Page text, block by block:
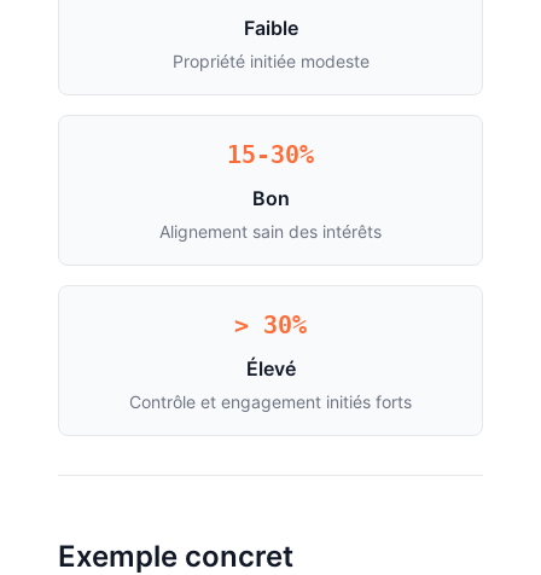
Faible
Propriété initiée modeste
15-30%
Bon
Alignement sain des intérêts
> 30%
Élevé
Contrôle et engagement initiés forts
Exemple concret